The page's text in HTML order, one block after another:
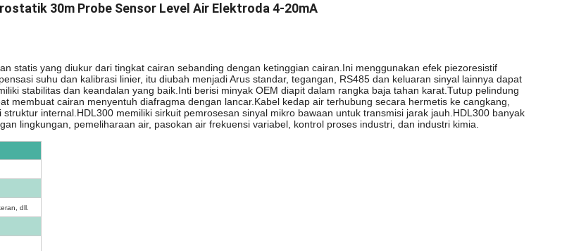
30m Probe Sensor Level Air Elektroda 4-20mA
statis yang diukur dari tingkat cairan sebanding dengan ketinggian cairan.Ini menggunakan efek piezoresistif
suhu dan kalibrasi linier, itu diubah menjadi Arus standar, tegangan, RS485 dan keluaran sinyal lainnya dapat
stabilitas dan keandalan yang baik.Inti berisi minyak OEM diapit dalam rangka baja tahan karat.Tutup pelindung
membuat cairan menyentuh diafragma dengan lancar.Kabel kedap air terhubung secara hermetis ke cangkang,
internal.HDL300 memiliki sirkuit pemrosesan sinyal mikro bawaan untuk transmisi jarak jauh.HDL300 banyak
lingkungan, pemeliharaan air, pasokan air frekuensi variabel, kontrol proses industri, dan industri kimia.
dll.